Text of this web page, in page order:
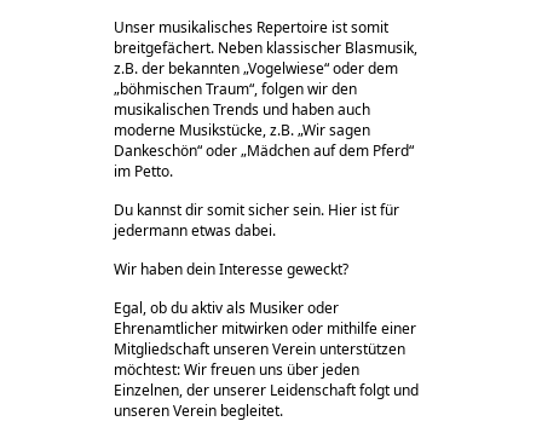
Unser musikalisches Repertoire ist somit
breitgefächert. Neben klassischer Blasmusik,
z.B. der bekannten „Vogelwiese“ oder dem
„böhmischen Traum“, folgen wir den
musikalischen Trends und haben auch
moderne Musikstücke, z.B. „Wir sagen
Dankeschön“ oder „Mädchen auf dem Pferd“
im Petto.
Du kannst dir somit sicher sein. Hier ist für
jedermann etwas dabei.
Wir haben dein Interesse geweckt?
Egal, ob du aktiv als Musiker oder
Ehrenamtlicher mitwirken oder mithilfe einer
Mitgliedschaft unseren Verein unterstützen
möchtest: Wir freuen uns über jeden
Einzelnen, der unserer Leidenschaft folgt und
unseren Verein begleitet.